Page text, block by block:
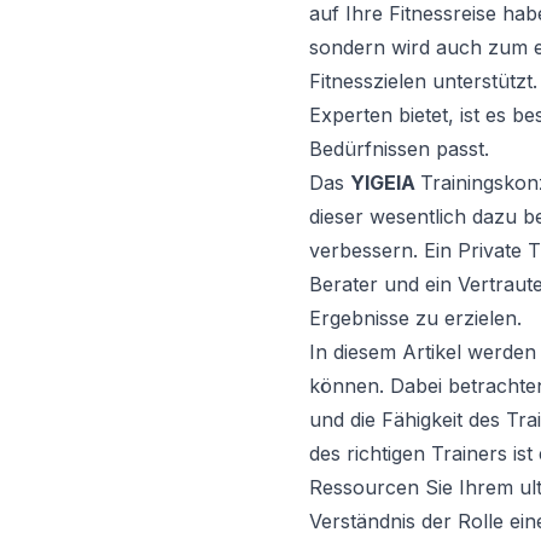
auf Ihre Fitnessreise
sondern wird auch zum
Fitnesszielen
Experten bietet, ist es
Bedürfnissen passt.
Das YIGEIA
dieser wesentlich dazu
verbessern. Ein Private
Berater und ein
Ergebnisse zu erzielen.
In diesem Artikel
können. Dabei
und die Fähigkeit des
des richtigen Trainers
Ressourcen Sie Ihrem
Verständnis der Rolle